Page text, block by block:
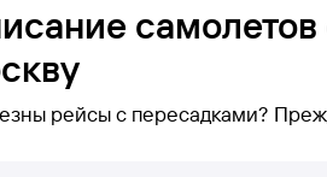
рейсы с пересадками?